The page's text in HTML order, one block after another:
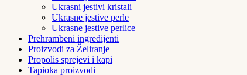
Ukrasni jestivi kristali
Ukrasne jestive perle
Ukrasne jestive perlice
Prehrambeni ingredijenti
Proizvodi za Želiranje
Propolis sprejevi i kapi
Tapioka proizvodi